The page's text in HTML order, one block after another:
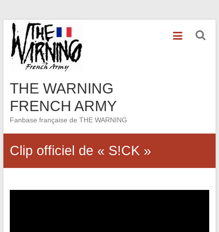
Skip
content
THE WARNING
FRENCH ARMY
Fanbase française de THE WARNING
Clip officiel de « S!CK »